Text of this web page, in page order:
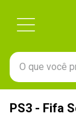
O que você
PS3 - Fifa